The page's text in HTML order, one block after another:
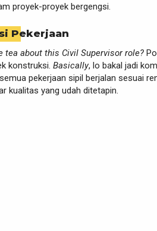
proyek-proyek bergengsi.
Pekerjaan
tea about this Civil Supervisor role?
konstruksi. Basically, lo bakal jadi
pekerjaan sipil berjalan sesuai
kualitas yang udah ditetapin.